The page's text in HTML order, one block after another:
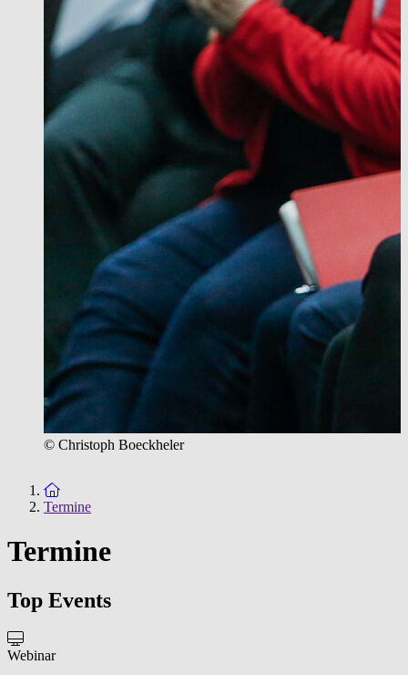
© Christoph Boeckheler
Zur Startseite
Termine
Termine
Top Events
Webinar